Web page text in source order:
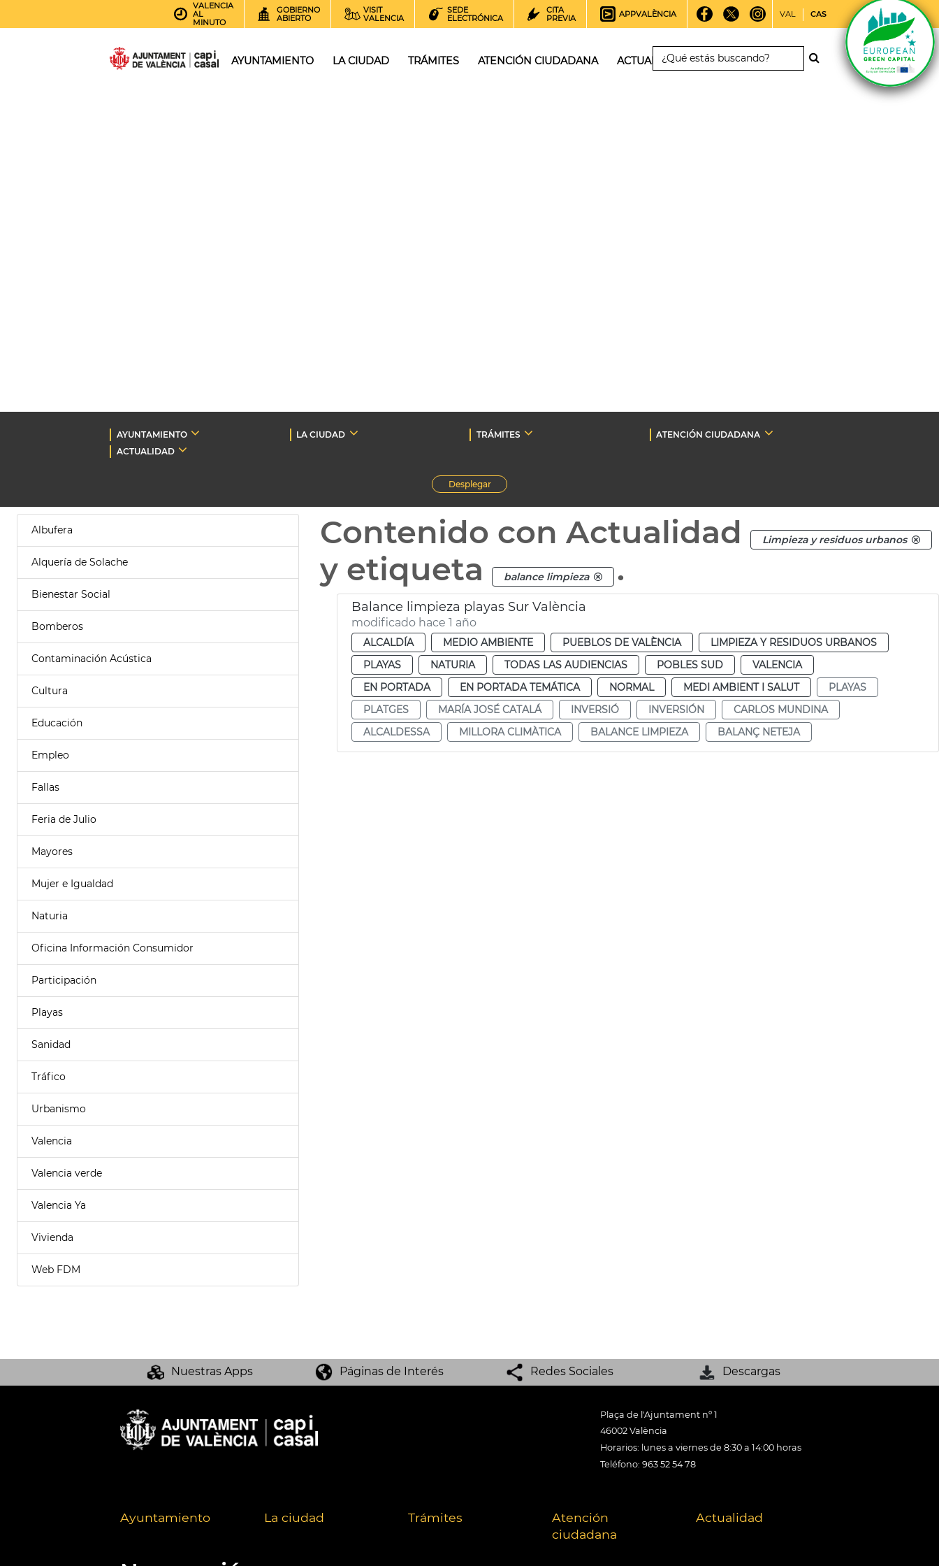
VALENCIA
AL
MINUTO
GOBIERNO
ABIERTO
VISIT
VALENCIA
SEDE
ELECTRÓNICA
CITA
PREVIA
APPVALÈNCIA VAL CAS
AYUNTAMIENTO LA CIUDAD TRÁMITES ATENCIÓN CIUDADANA ACTUALIDAD
AYUNTAMIENTO LA CIUDAD TRÁMITES
ATENCIÓN CIUDADANA
ACTUALIDAD
Desplegar
Albufera
Alquería de Solache
Bienestar Social
Bomberos
Contaminación Acústica
Cultura
Educación
Empleo
Fallas
Feria de Julio
Mayores
Mujer e Igualdad
Naturia
Oficina Información Consumidor
Participación
Playas
Sanidad
Tráfico
Urbanismo
Valencia
Valencia verde
Valencia Ya
Vivienda
Web FDM
Contenido con Actualidad Limpieza y residuos urbanos
y etiqueta balance limpieza .
Balance limpieza playas Sur València
modificado hace 1 año
ALCALDÍA MEDIO AMBIENTE PUEBLOS DE VALÈNCIA
LIMPIEZA Y RESIDUOS URBANOS
PLAYAS
NATURIA TODAS LAS AUDIENCIAS POBLES SUD
VALENCIA
EN PORTADA
EN PORTADA TEMÁTICA NORMAL MEDI AMBIENT I SALUT
PLAYAS
PLATGES
MARÍA JOSÉ CATALÁ INVERSIÓ INVERSIÓN
CARLOS MUNDINA
ALCALDESSA
MILLORA CLIMÀTICA BALANCE LIMPIEZA BALANÇ NETEJA
Nuestras Apps Páginas de Interés Redes Sociales Descargas
Plaça de l'Ajuntament nº 1
46002 València
Horarios: lunes a viernes de 8:30 a 14:00 horas
Teléfono: 963 52 54 78
Ayuntamiento La ciudad Trámites
Atención
ciudadana
Actualidad